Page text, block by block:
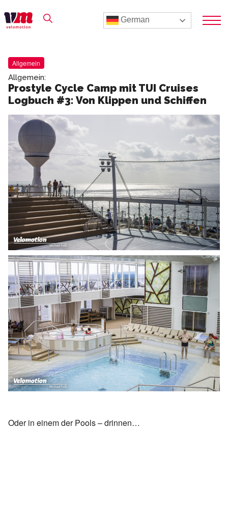
German
Allgemein
Allgemein:
Prostyle Cycle Camp mit TUI Cruises
Logbuch #3: Von Klippen und Schiffen
Oder in einem der Pools – drinnen…